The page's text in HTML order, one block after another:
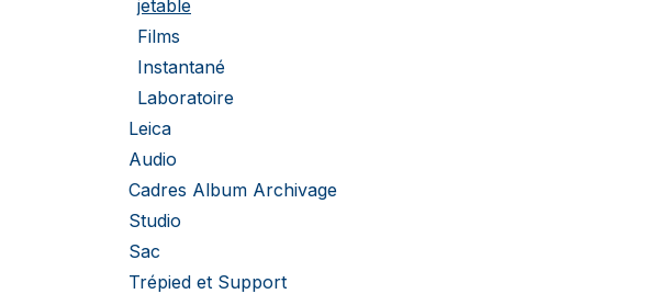
jetable
Films
Instantané
Laboratoire
Leica
Audio
Cadres Album Archivage
Studio
Sac
Trépied et Support